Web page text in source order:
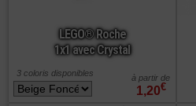
LEGO® Roche
1x1 avec Crystal
1,20€
à partir de
3 coloris disponibles